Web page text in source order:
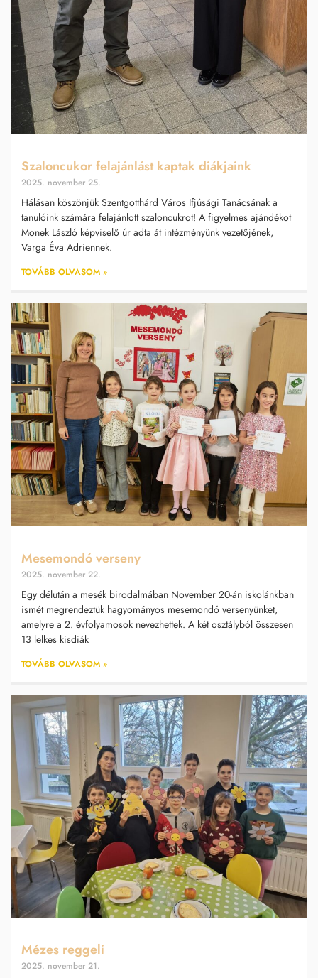
Szaloncukor felajánlást kaptak diákjaink
2025. november 25.
Hálásan köszönjük Szentgotthárd Város Ifjúsági Tanácsának a
tanulóink számára felajánlott szaloncukrot! A figyelmes ajándékot
Monek László képviselő úr adta át intézményünk vezetőjének,
Varga Éva Adriennek.
TOVÁBB OLVASOM »
Mesemondó verseny
2025. november 22.
Egy délután a mesék birodalmában November 20-án iskolánkban
ismét megrendeztük hagyományos mesemondó versenyünket,
amelyre a 2. évfolyamosok nevezhettek. A két osztályból összesen
13 lelkes kisdiák
TOVÁBB OLVASOM »
Mézes reggeli
2025. november 21.